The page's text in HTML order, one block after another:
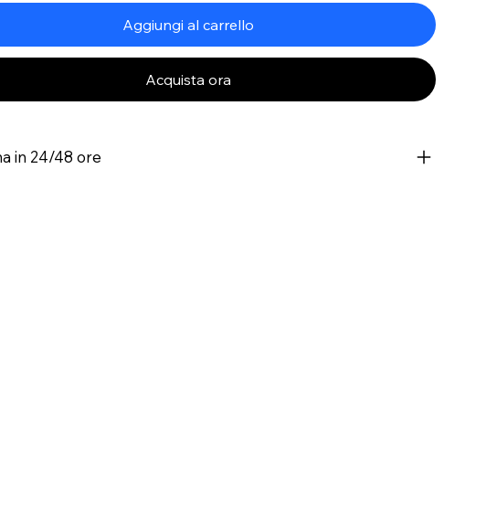
e delle labbra.Aggiungi al carrello
Acquista ora
in 24/48 ore